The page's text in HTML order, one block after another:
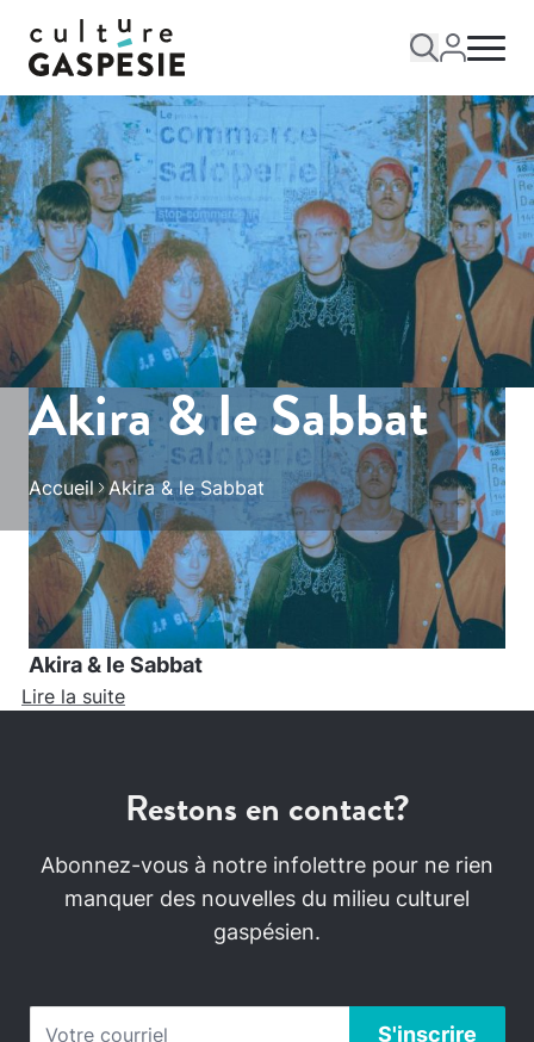
Akira & le Sabbat
Accueil Akira & le Sabbat
Akira & le Sabbat
Lire la suite
Restons en contact?
Abonnez-vous à notre infolettre pour ne rien
manquer des nouvelles du milieu culturel
gaspésien.